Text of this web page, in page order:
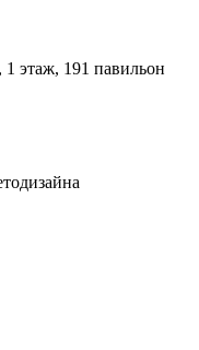
1 этаж, 191 павильон